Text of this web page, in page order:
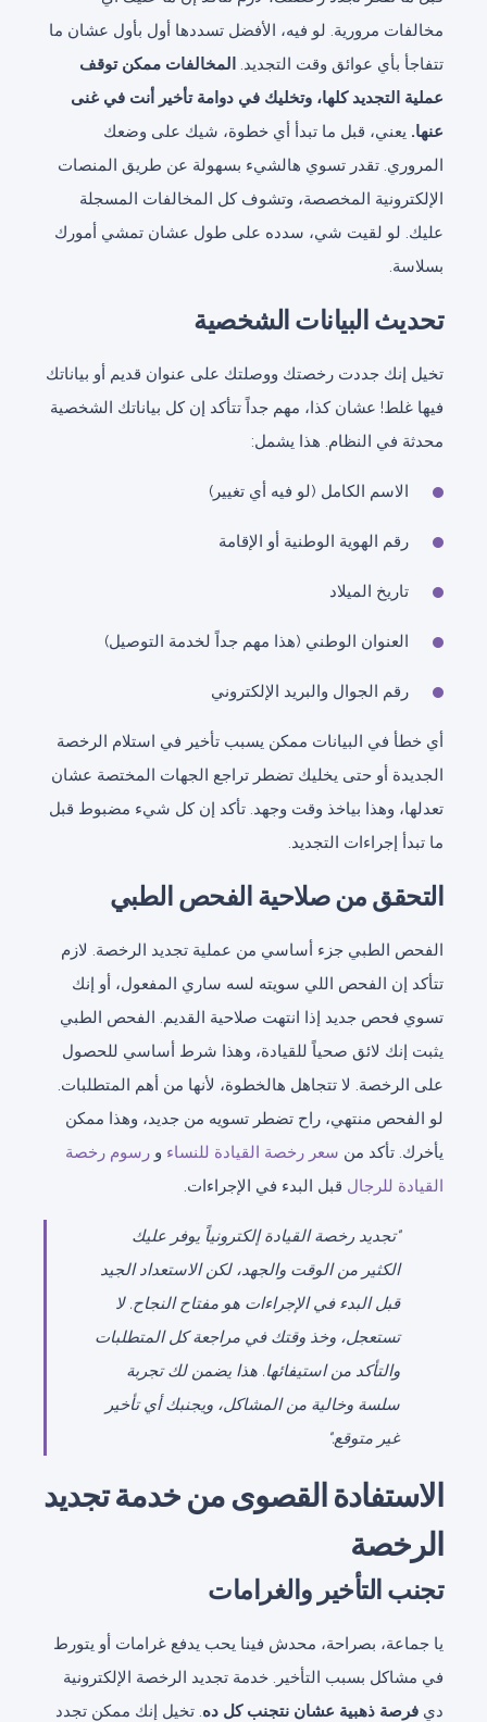
مخالفات مرورية. لو فيه، الأفضل تسددها أول بأول عشان ما
تتفاجأ بأي عوائق وقت التجديد. المخالفات ممكن توقف
عملية التجديد كلها، وتخليك في دوامة تأخير أنت في غنى
عنها. يعني، قبل ما تبدأ أي خطوة، شيك على وضعك
المروري. تقدر تسوي هالشيء بسهولة عن طريق المنصات
الإلكترونية المخصصة، وتشوف كل المخالفات المسجلة
عليك. لو لقيت شي، سدده على طول عشان تمشي أمورك
بسلاسة.
تحديث البيانات الشخصية
تخيل إنك جددت رخصتك ووصلتك على عنوان قديم أو بياناتك
فيها غلط! عشان كذا، مهم جداً تتأكد إن كل بياناتك الشخصية
محدثة في النظام. هذا يشمل:
الاسم الكامل (لو فيه أي تغيير)
رقم الهوية الوطنية أو الإقامة
تاريخ الميلاد
العنوان الوطني (هذا مهم جداً لخدمة التوصيل)
رقم الجوال والبريد الإلكتروني
أي خطأ في البيانات ممكن يسبب تأخير في استلام الرخصة
الجديدة أو حتى يخليك تضطر تراجع الجهات المختصة عشان
تعدلها، وهذا بياخذ وقت وجهد. تأكد إن كل شيء مضبوط قبل
ما تبدأ إجراءات التجديد.
التحقق من صلاحية الفحص الطبي
الفحص الطبي جزء أساسي من عملية تجديد الرخصة. لازم
تتأكد إن الفحص اللي سويته لسه ساري المفعول، أو إنك
تسوي فحص جديد إذا انتهت صلاحية القديم. الفحص الطبي
يثبت إنك لائق صحياً للقيادة، وهذا شرط أساسي للحصول
على الرخصة. لا تتجاهل هالخطوة، لأنها من أهم المتطلبات.
لو الفحص منتهي، راح تضطر تسويه من جديد، وهذا ممكن
يأخرك. تأكد من سعر رخصة القيادة للنساء و رسوم رخصة
القيادة للرجال قبل البدء في الإجراءات.
"تجديد رخصة القيادة إلكترونياً يوفر عليك
الكثير من الوقت والجهد، لكن الاستعداد الجيد
قبل البدء في الإجراءات هو مفتاح النجاح. لا
تستعجل، وخذ وقتك في مراجعة كل المتطلبات
والتأكد من استيفائها. هذا يضمن لك تجربة
سلسة وخالية من المشاكل، ويجنبك أي تأخير
غير متوقع."
الاستفادة القصوى من خدمة تجديد
الرخصة
تجنب التأخير والغرامات
يا جماعة، بصراحة، محدش فينا يحب يدفع غرامات أو يتورط
في مشاكل بسبب التأخير. خدمة تجديد الرخصة الإلكترونية
دي فرصة ذهبية عشان نتجنب كل ده. تخيل إنك ممكن تجدد